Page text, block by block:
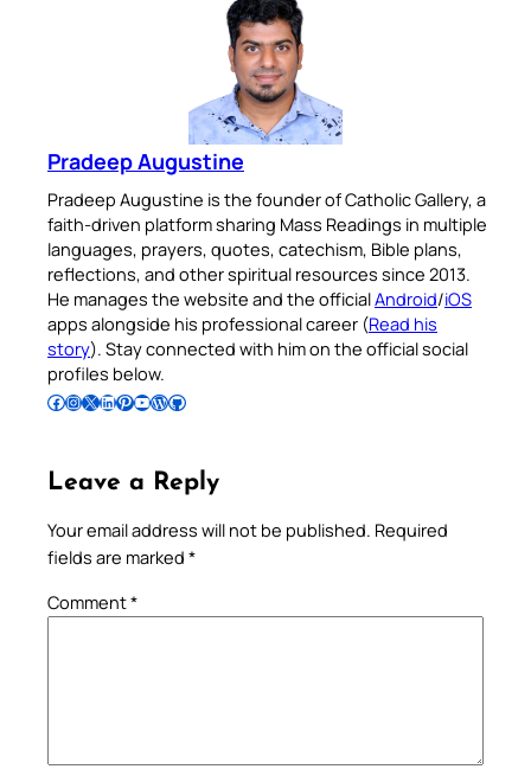
Pradeep Augustine
Pradeep Augustine is the founder of Catholic Gallery, a
faith-driven platform sharing Mass Readings in multiple
languages, prayers, quotes, catechism, Bible plans,
reflections, and other spiritual resources since 2013.
He manages the website and the officialAndroid/iOS
apps alongside his professional career (Read his
story). Stay connected with him on the official social
profiles below.
Follow Pradeep on Facebook Follow Pradeep on InstagramFollow Pradeep on X Follow Pradeep on LinkedIn Follow Pradeep on Pinterest Subscribe to Pradeep’s Youtube Channel Follow Pradeep on WordPress Follow Pradeep on GitHub
Leave a Reply
Your email address will not be published. Required
fields are marked *
Comment*